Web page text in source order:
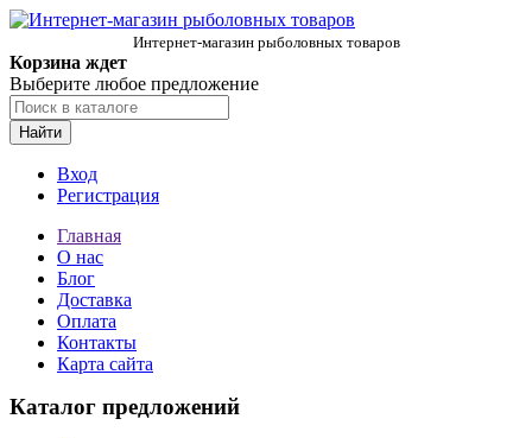
Интернет-магазин рыболовных товаров
Корзина ждет
Выберите любое предложение
Найти
Вход
Регистрация
Главная
О нас
Блог
Доставка
Оплата
Контакты
Карта сайта
Каталог предложений